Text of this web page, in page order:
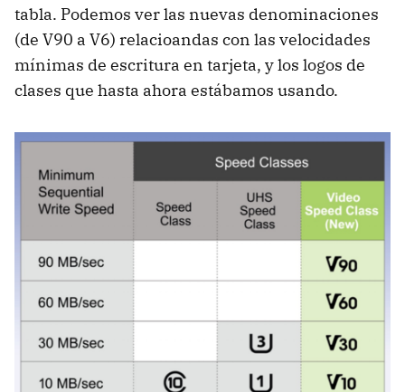
tabla. Podemos ver las nuevas denominaciones
(de V90 a V6) relacioandas con las velocidades
mínimas de escritura en tarjeta, y los logos de
clases que hasta ahora estábamos usando.